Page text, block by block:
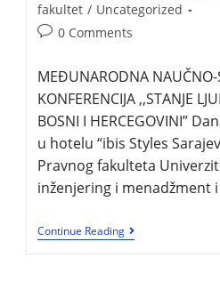
fakultet / Uncategorized
0 Comments
MEĐUNARODNA NAUČNO-
KONFERENCIJA ,,STANJE
BOSNI I HERCEGOVINI”
u hotelu “ibis Styles
Pravnog fakulteta
inženjering i menadžment
Continue Reading